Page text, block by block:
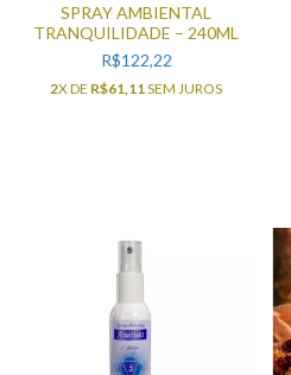
SPRAY AMBIENTAL
TRANQUILIDADE – 240ML
R$122,22
2X DE R$61,11 SEM JUROS